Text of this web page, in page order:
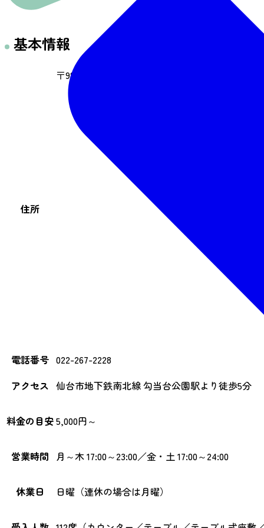
基本情報
住所
〒980-0811 仙台市青葉区一番町4-4-12 鳳山ビル
電話番号 022-267-2228
アクセス 仙台市地下鉄南北線 勾当台公園駅より徒歩5分
料金の目安5,000円～
営業時間 月～木 17:00～23:00／金・土 17:00～24:00
休業日 日曜（連休の場合は月曜）